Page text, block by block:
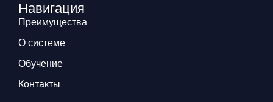
Навигация
Преимущества
О системе
Обучение
Контакты